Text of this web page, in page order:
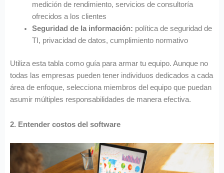
medición de rendimiento, servicios de consultoría
ofrecidos a los clientes
Seguridad de la información: política de seguridad de
TI, privacidad de datos, cumplimiento normativo
Utiliza esta tabla como guía para armar tu equipo. Aunque no
todas las empresas pueden tener individuos dedicados a cada
área de enfoque, selecciona miembros del equipo que puedan
asumir múltiples responsabilidades de manera efectiva.
2. Entender costos del software